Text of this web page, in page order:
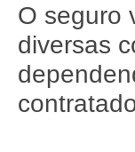
O seguro
diversas